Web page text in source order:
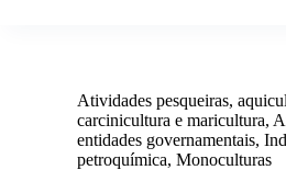
Atividades pesqueiras,
carcinicultura e maricultura,
entidades governamentais,
petroquímica, Monoculturas